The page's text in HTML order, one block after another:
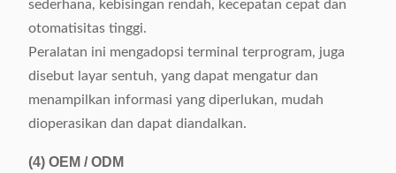
sederhana, kebisingan rendah, kecepatan cepat dan
otomatisitas tinggi.
Peralatan ini mengadopsi terminal terprogram, juga
disebut layar sentuh, yang dapat mengatur dan
menampilkan informasi yang diperlukan, mudah
dioperasikan dan dapat diandalkan.
(4) OEM / ODM